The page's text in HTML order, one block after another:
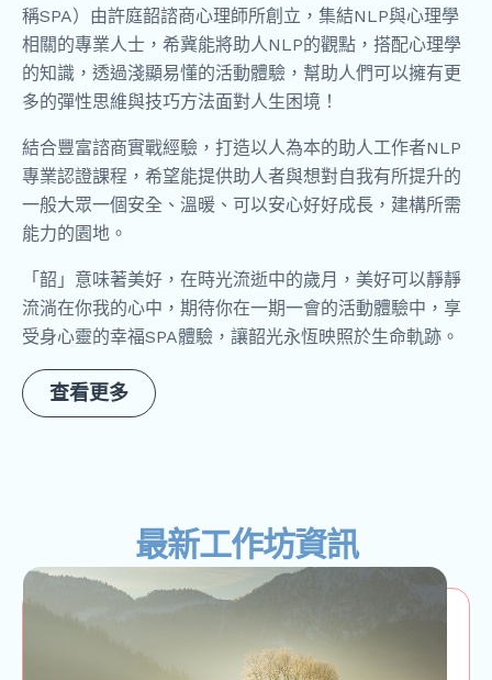
稱SPA）由許庭韶諮商心理師所創立，集結NLP與心理學
相關的專業人士，希冀能將助人NLP的觀點，搭配心理學
的知識，透過淺顯易懂的活動體驗，幫助人們可以擁有更
多的彈性思維與技巧方法面對人生困境！
結合豐富諮商實戰經驗，打造以人為本的助人工作者NLP
專業認證課程，希望能提供助人者與想對自我有所提升的
一般大眾一個安全、溫暖、可以安心好好成長，建構所需
能力的園地。
「韶」意味著美好，在時光流逝中的歲月，美好可以靜靜
流淌在你我的心中，期待你在一期一會的活動體驗中，享
受身心靈的幸福SPA體驗，讓韶光永恆映照於生命軌跡。
查看更多
最新工作坊資訊